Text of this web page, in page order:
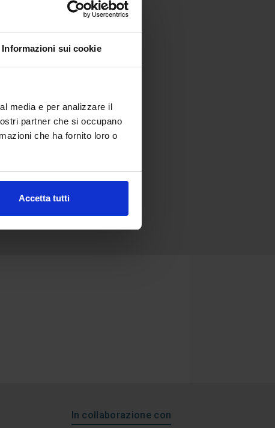
Informazioni sui cookie
media e per analizzare il
partner che si occupano
che ha fornito loro o
Accetta tutti
In collaborazione con